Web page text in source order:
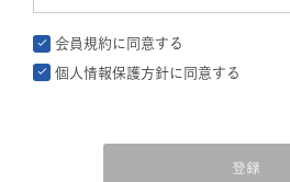
会員規約 に同意する
個人情報保護方針に同意する
登録